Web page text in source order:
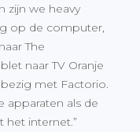
zijn we heavy
op de computer,
The
naar TV Oranje
met Factorio.
apparaten als de
het internet.”